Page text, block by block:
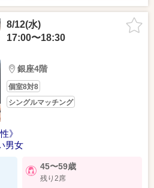
8/12(水)
17:00〜18:30
銀座4階
個室8対8
シングルマッチング
》
男女
45〜59歳
残り2席